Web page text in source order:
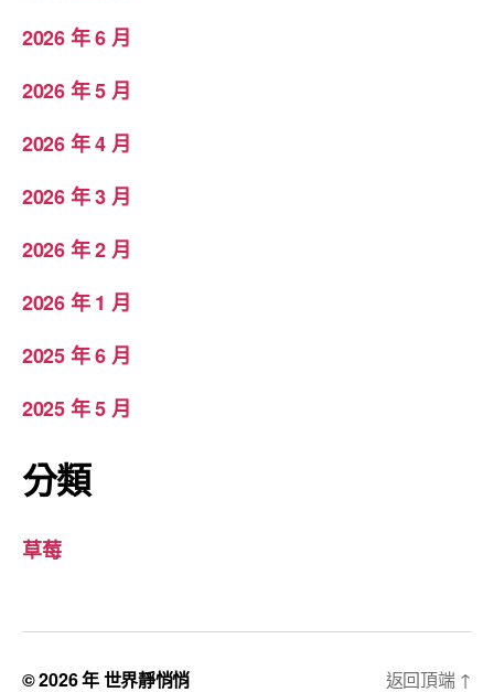
2026 年 6 月
2026 年 5 月
2026 年 4 月
2026 年 3 月
2026 年 2 月
2026 年 1 月
2025 年 6 月
2025 年 5 月
分類
草莓
© 2026 年世界靜悄悄 返回頂端 ↑